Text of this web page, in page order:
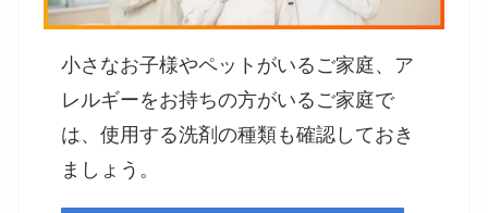
小さなお子様やペットがいるご家庭、ア
レルギーをお持ちの方がいるご家庭で
は、使用する洗剤の種類も確認しておき
ましょう。